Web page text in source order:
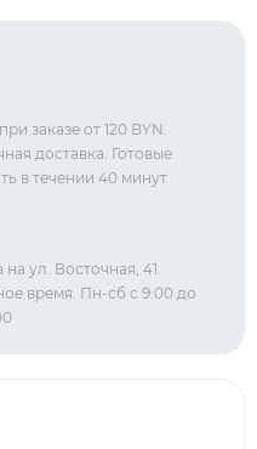
заказе от 120 BYN.
доставка. Готовые
в течении 40 минут
ул. Восточная, 41.
время. Пн-сб с 9:00 до